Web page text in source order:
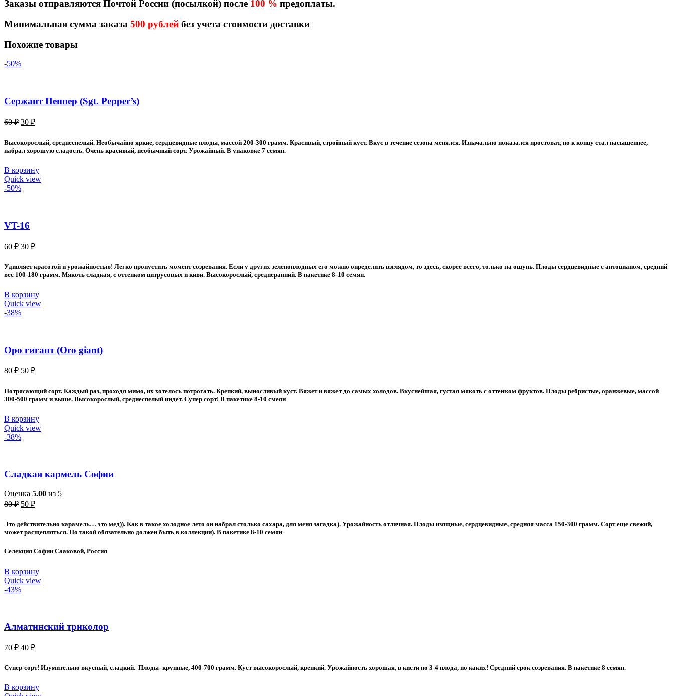
Заказы отправляются Почтой России (посылкой) после 100 % предоплаты.
Минимальная сумма заказа 500 рублей без учета стоимости доставки
Похожие товары
-50%
Сержант Пеппер (Sgt. Pepper’s)
60₽ Первоначальная
составляла
60 ₽.
30 ₽Текущая
30 ₽.
Высокорослый, среднеспелый. Необычайно яркие, сердцевидные плоды, массой 200-300 грамм. Красивый, стройный куст. Вкус в течение сезона менялся. Изначально показался простоват, но к концу стал насыщеннее,
набрал хорошую сладость. Очень красивый, необычный сорт. Урожайный. В упаковке 7 семян.
В корзину
Quick view
-50%
VT-16
60₽ Первоначальная
60 ₽.
30 ₽Текущая
30 ₽.
Удивляет красотой и урожайностью! Легко пропустить момент созревания. Если у других зеленоплодных его можно определить взглядом, то здесь, скорее всего, только на ощупь. Плоды сердцевидные с антоцианом, средний
вес 100-180 грамм. Мякоть сладкая, с оттенком цитрусовых и киви. Высокорослый, среднеранний. В пакетике 8-10 семян.
В корзину
Quick view
-38%
Оро гигант (Oro giant)
80₽ Первоначальная
80 ₽.
50 ₽Текущая
50 ₽.
Потрясающий сорт. Каждый раз, проходя мимо, их хотелось потрогать. Крепкий, выносливый куст. Вяжет и вяжет до самых холодов. Вкуснейшая, густая мякоть с оттенком фруктов. Плоды ребристые, оранжевые, массой
300-500 грамм и выше. Высокорослый, среднеспелый индет. Супер сорт! В пакетике 8-10 смеян
В корзину
Quick view
-38%
Сладкая кармель Софии
Оценка 5.00 из 5
80₽ Первоначальная
составляла
80 ₽.
50 ₽Текущая
50 ₽.
Это действительно карамель… это мед)). Как в такое холодное лето он набрал столько сахара, для меня загадка). Урожайность отличная. Плоды изящные, сердцевидные, средняя масса 150-300 грамм. Сорт еще свежий,
может расщепляться. Но такой обязательно должен быть в коллекции). В пакетике 8-10 семян
Селекция Софии Сааковой, Россия
В корзину
Quick view
-43%
Алматинский триколор
70₽ Первоначальная
составляла
70 ₽.
40 ₽Текущая
40 ₽.
Супер-сорт! Изумительно вкусный, сладкий. Плоды- крупные, 400-700 грамм. Куст высокорослый, крепкий. Урожайность хорошая, в кисти по 3-4 плода, но каких! Средний срок созревания. В пакетике 8 семян.
В корзину